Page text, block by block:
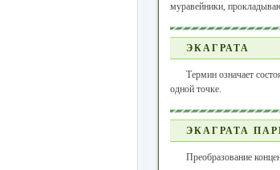
муравейники,
ЭКАГРАТА
Термин означает
одной точке.
ЭКАГРАТА
Преобразование